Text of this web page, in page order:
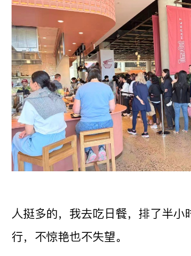
人挺多的，我去吃日餐，排了半小
行，不惊艳也不失望。